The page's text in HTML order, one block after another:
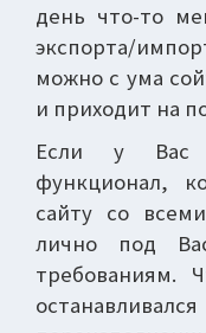
день что-то
экспорта/
можно с ума
и приходит на
Если у Вас
функционал,
сайту со
лично под
требованиям.